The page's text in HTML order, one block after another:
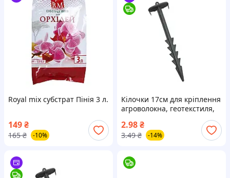
Royal mix субстрат Пінія 3 л.
149₴
165 ₴ -10%
Кілочки 17см для кріплення
агроволокна, геотекстиля,
2.98₴
3.49 ₴ -14%